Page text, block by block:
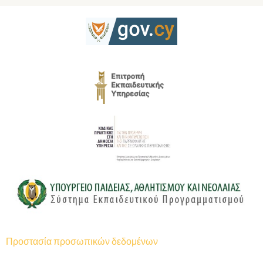
Προστασία προσωπικών δεδομένων